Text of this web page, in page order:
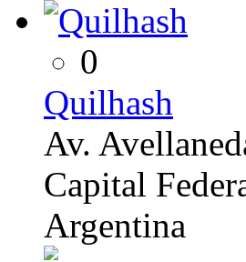
0
Quilhash
Av.
Capital
Argentina